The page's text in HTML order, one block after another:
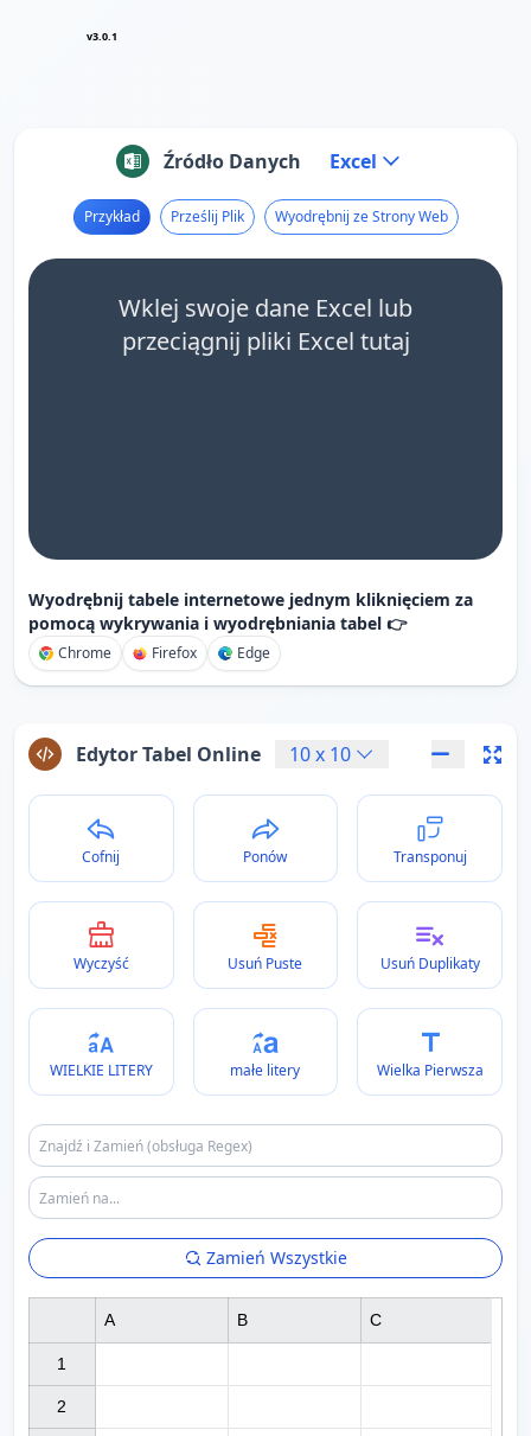
v3.0.1
Źródło Danych Excel
Przykład Prześlij Plik Wyodrębnij ze Strony Web
Wklej swoje dane Excel lub
przeciągnij pliki Excel tutaj
Wyodrębnij tabele internetowe jednym kliknięciem za
pomocą wykrywania i wyodrębniania tabel 👉
Chrome Firefox Edge
Edytor Tabel Online 10x 10
Cofnij Ponów Transponuj
Wyczyść Usuń Puste Usuń Duplikaty
WIELKIE LITERY małe litery Wielka Pierwsza
Zamień Wszystkie
1
2
A B C